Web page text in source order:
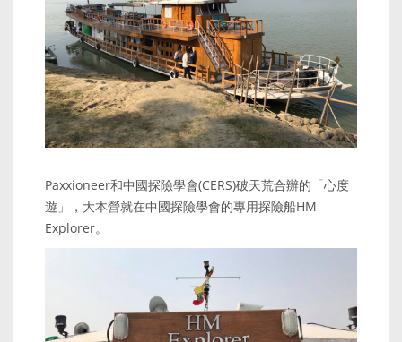
Paxxioneer和中國探險學會(CERS)破天荒合辦的「心度
遊」，大本營就在中國探險學會的專用探險船HM
Explorer。